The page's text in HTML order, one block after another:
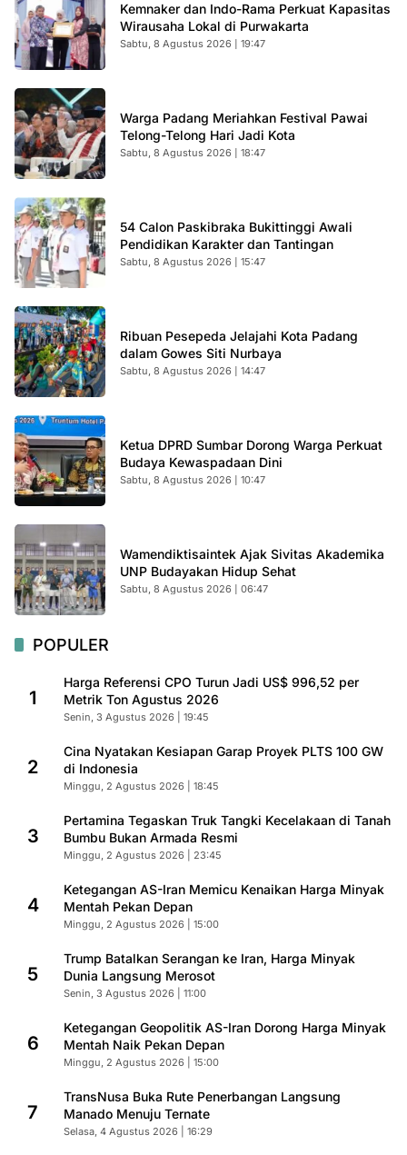
Kemnaker dan Indo-Rama Perkuat Kapasitas
Wirausaha Lokal di Purwakarta
Sabtu, 8 Agustus 2026 | 19:47
Warga Padang Meriahkan Festival Pawai
Telong-Telong Hari Jadi Kota
Sabtu, 8 Agustus 2026 | 18:47
54 Calon Paskibraka Bukittinggi Awali
Pendidikan Karakter dan Tantingan
Sabtu, 8 Agustus 2026 | 15:47
Ribuan Pesepeda Jelajahi Kota Padang
dalam Gowes Siti Nurbaya
Sabtu, 8 Agustus 2026 | 14:47
Ketua DPRD Sumbar Dorong Warga Perkuat
Budaya Kewaspadaan Dini
Sabtu, 8 Agustus 2026 | 10:47
Wamendiktisaintek Ajak Sivitas Akademika
UNP Budayakan Hidup Sehat
Sabtu, 8 Agustus 2026 | 06:47
POPULER
1
Harga Referensi CPO Turun Jadi US$ 996,52 per
Metrik Ton Agustus 2026
Senin, 3 Agustus 2026 | 19:45
2
Cina Nyatakan Kesiapan Garap Proyek PLTS 100 GW
di Indonesia
Minggu, 2 Agustus 2026 | 18:45
3
Pertamina Tegaskan Truk Tangki Kecelakaan di Tanah
Bumbu Bukan Armada Resmi
Minggu, 2 Agustus 2026 | 23:45
4
Ketegangan AS-Iran Memicu Kenaikan Harga Minyak
Mentah Pekan Depan
Minggu, 2 Agustus 2026 | 15:00
5
Trump Batalkan Serangan ke Iran, Harga Minyak
Dunia Langsung Merosot
Senin, 3 Agustus 2026 | 11:00
6
Ketegangan Geopolitik AS-Iran Dorong Harga Minyak
Mentah Naik Pekan Depan
Minggu, 2 Agustus 2026 | 15:00
7
TransNusa Buka Rute Penerbangan Langsung
Manado Menuju Ternate
Selasa, 4 Agustus 2026 | 16:29